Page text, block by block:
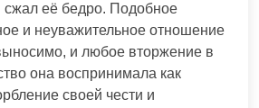
сжал её бедро. Подобное
и неуважительное отношение
и любое вторжение в
она воспринимала как
своей чести и